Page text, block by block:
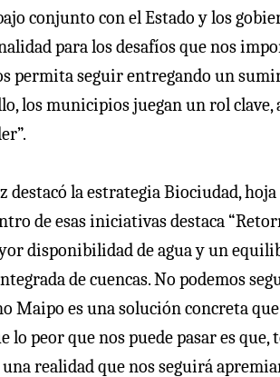
conjunto con el Estado y los
para los desafíos que nos
permita seguir entregando un
los municipios juegan un rol clave,
la estrategia Biociudad,
de esas iniciativas destaca
disponibilidad de agua y un
de cuencas. No podemos
Maipo es una solución concreta
lo peor que nos puede pasar es
realidad que nos seguirá